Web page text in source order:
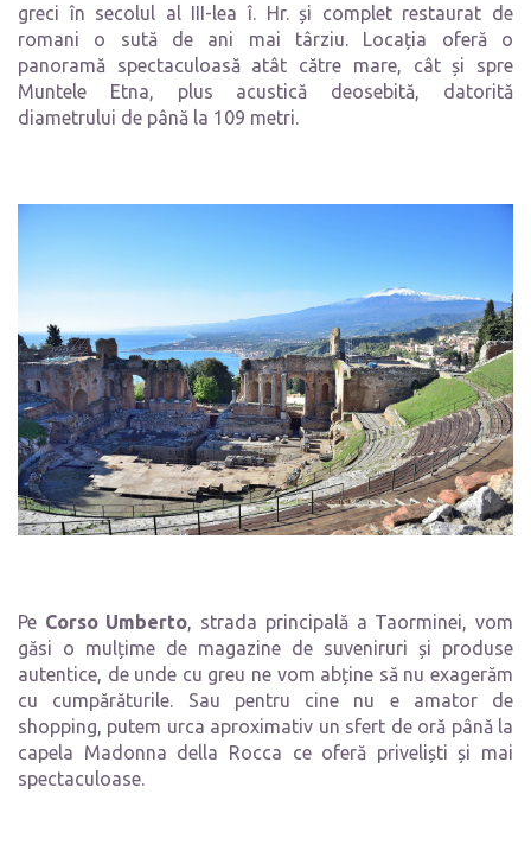
greci în secolul al III-lea î. Hr. și complet restaurat de
romani o sută de ani mai târziu. Locația oferă o
panoramă spectaculoasă atât către mare, cât și spre
Muntele Etna, plus acustică deosebită, datorită
diametrului de până la 109 metri.
Pe Corso Umberto, strada principală a Taorminei, vom
găsi o mulțime de magazine de suveniruri și produse
autentice, de unde cu greu ne vom abține să nu exagerăm
cu cumpărăturile. Sau pentru cine nu e amator de
shopping, putem urca aproximativ un sfert de oră până la
capela Madonna della Rocca ce oferă priveliști și mai
spectaculoase.